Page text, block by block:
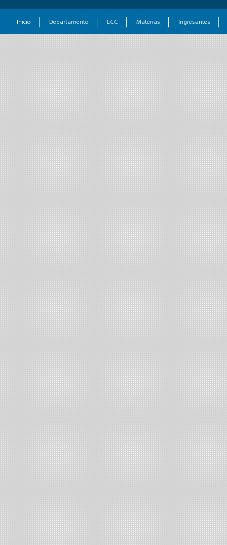
Inicio Departamento LCC Materias Ingresantes